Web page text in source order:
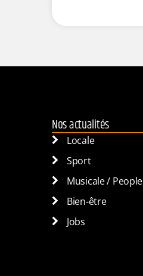
Nos actualités
Locale
Sport
Musicale / People
Bien-être
Jobs